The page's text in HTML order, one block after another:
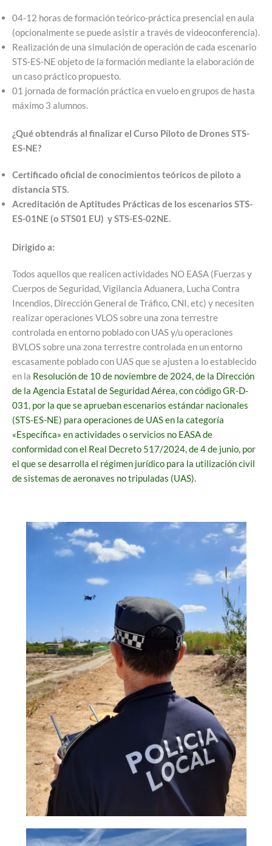
04-12 horas de formación teórico-práctica presencial en aula
(opcionalmente se puede asistir a través de videoconferencia).
Realización de una simulación de operación de cada escenario
STS-ES-NE objeto de la formación mediante la elaboración de
un caso práctico propuesto.
01 jornada de formación práctica en vuelo en grupos de hasta
máximo 3 alumnos.
¿Qué obtendrás al finalizar el Curso Piloto de Drones STS-
ES-NE?
Certificado oficial de conocimientos teóricos de piloto a
distancia STS.
Acreditación de Aptitudes Prácticas de los escenarios STS-
ES-01NE (o STS01 EU) y STS-ES-02NE.
Dirigido a:
Todos aquellos que realicen actividades NO EASA (Fuerzas y
Cuerpos de Seguridad, Vigilancia Aduanera, Lucha Contra
Incendios, Dirección General de Tráfico, CNI, etc) y necesiten
realizar operaciones VLOS sobre una zona terrestre
controlada en entorno poblado con UAS y/u operaciones
BVLOS sobre una zona terrestre controlada en un entorno
escasamente poblado con UAS que se ajusten a lo establecido
en la Resolución de 10 de noviembre de 2024, de la Dirección
de la Agencia Estatal de Seguridad Aérea, con código GR-D-
031, por la que se aprueban escenarios estándar nacionales
(STS-ES-NE) para operaciones de UAS en la categoría
«Específica» en actividades o servicios no EASA de
conformidad con el Real Decreto 517/2024, de 4 de junio, por
el que se desarrolla el régimen jurídico para la utilización civil
de sistemas de aeronaves no tripuladas (UAS).